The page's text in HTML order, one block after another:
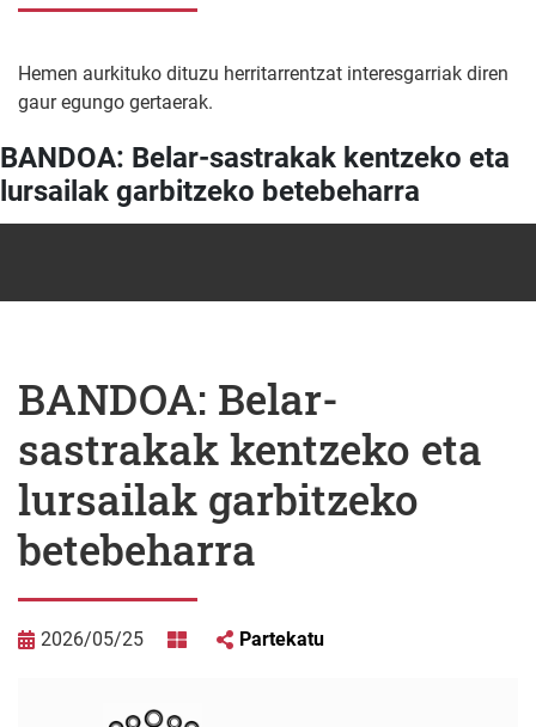
Hemen aurkituko dituzu herritarrentzat interesgarriak diren
gaur egungo gertaerak.
BANDOA: Belar-sastrakak kentzeko eta
lursailak garbitzeko betebeharra
BANDOA: Belar-
sastrakak kentzeko eta
lursailak garbitzeko
betebeharra
2026/05/25 Partekatu